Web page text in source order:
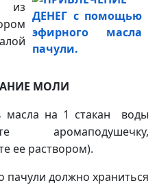
из
МОЛИ
масла на 1 стакан воды
аромаподушечку,
ее раствором).
пачули должно храниться